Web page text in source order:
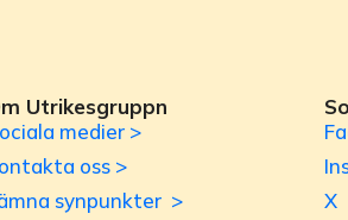
Utrikesgruppn
medier >
oss >
synpunkter >
X